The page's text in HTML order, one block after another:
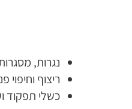
נגרות,
ריצוף וחיפוי
כשלי תפקוד